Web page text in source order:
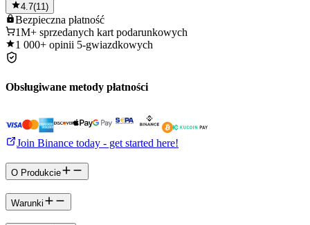
4.7(11)
Bezpieczna płatność
1M+ sprzedanych kart podarunkowych
1 000+ opinii 5-gwiazdkowych
Obsługiwane metody płatności
Join Binance today - get started here!
O Produkcie
Warunki